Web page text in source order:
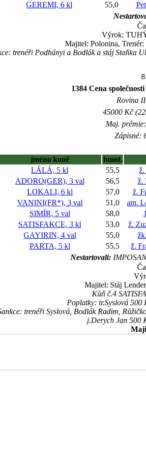
GEREMI, 6 kl 55,0
Výrok:
Majitel: Polonina,
trenéři Podhányi a Bodlák a stáj Staňka
1384 Cena
Rovina
45000 Kč
Maj.
Zápisné:
jméno koně
hmot.
LÁLÁ, 5 kl 55,5
ž.
ADORO(GER), 3 val 56,5
ž.
LOKALI, 6 kl 57,0
ž.
VANINI(FR*), 3 val 51,0
am.
SIMÍR, 5 val 58,0
SATISFAKCE, 3 kl 53,0
ž.
GAYIRIN, 4 val 55,0
PARTA, 5 kl 55,5
ž.
Nestartovali:
Majitel: Stáj
Kůň č.4
Poplatky: tr.Syslová 500
trenéři Syslová, Bodlák Radim,
j.Derych Jan 500